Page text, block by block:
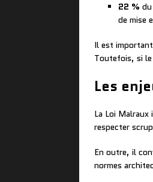
22 %
de mise
Il est
Toutefois, si
Les
La Loi
respecter
En outre, il
normes